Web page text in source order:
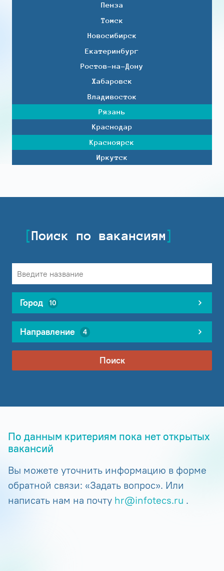
Пенза
Томск
Новосибирск
Екатеринбург
Ростов-на-Дону
Хабаровск
Владивосток
Рязань
Краснодар
Красноярск
Иркутск
Поиск по вакансиям
Город 10
Направление 4
Поиск
По данным критериям пока нет открытых
вакансий
Вы можете уточнить информацию в форме
обратной связи: «Задать вопрос». Или
написать нам на почту hr@infotecs.ru .